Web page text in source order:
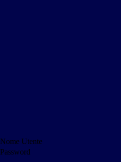
Nome Utente
Password